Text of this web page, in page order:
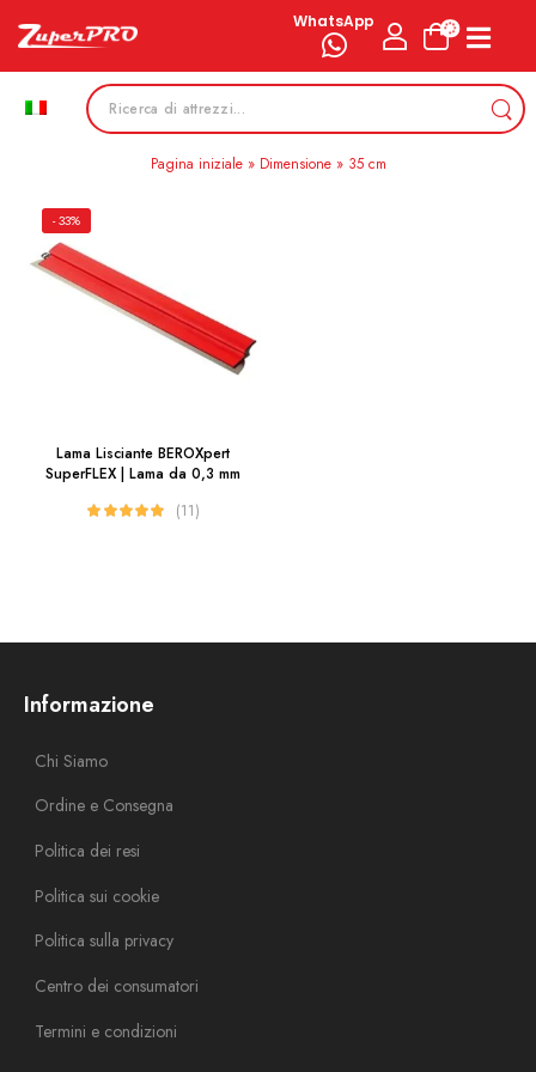
WhatsApp
Pagina iniziale» Dimensione» 35 cm
- 33%
Lama Lisciante BEROXpert
SuperFLEX | Lama da 0,3 mm
(11)
Informazione
Chi Siamo
Ordine e Consegna
Politica dei resi
Politica sui cookie
Politica sulla privacy
Centro dei consumatori
Termini e condizioni